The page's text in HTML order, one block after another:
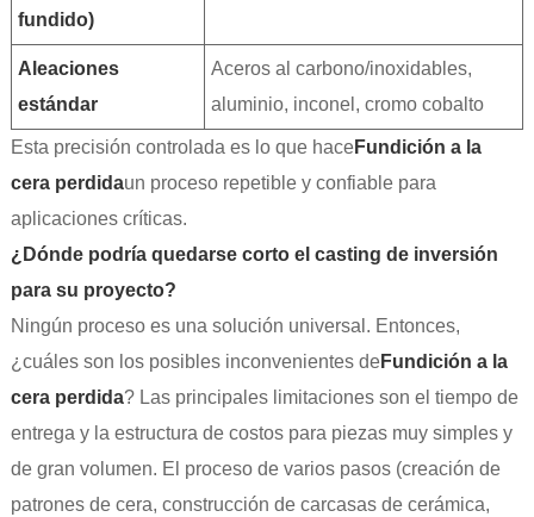
fundido)
Aleaciones
estándar
Aceros al carbono/inoxidables,
aluminio, inconel, cromo cobalto
Esta precisión controlada es lo que haceFundición a la
cera perdidaun proceso repetible y confiable para
aplicaciones críticas.
¿Dónde podría quedarse corto el casting de inversión
para su proyecto?
Ningún proceso es una solución universal. Entonces,
¿cuáles son los posibles inconvenientes deFundición a la
cera perdida? Las principales limitaciones son el tiempo de
entrega y la estructura de costos para piezas muy simples y
de gran volumen. El proceso de varios pasos (creación de
patrones de cera, construcción de carcasas de cerámica,